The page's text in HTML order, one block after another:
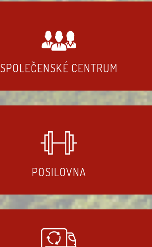
SPOLEČENSKÉ CENTRUM
POSILOVNA